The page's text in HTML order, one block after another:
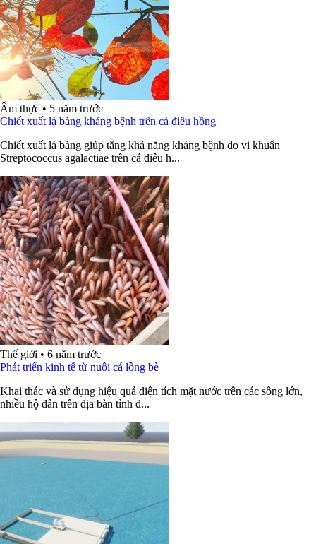
Ẩm thực • 5 năm trước
Chiết xuất lá bàng kháng bệnh trên cá điêu hồng
Chiết xuất lá bàng giúp tăng khả năng kháng bệnh do vi khuẩn
Streptococcus agalactiae trên cá diêu h...
Thế giới • 6 năm trước
Phát triển kinh tế từ nuôi cá lồng bè
Khai thác và sử dụng hiệu quả diện tích mặt nước trên các sông lớn,
nhiều hộ dân trên địa bàn tỉnh đ...